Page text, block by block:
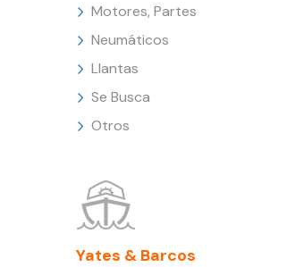
Motores, Partes
Neumáticos
Llantas
Se Busca
Otros
Yates & Barcos